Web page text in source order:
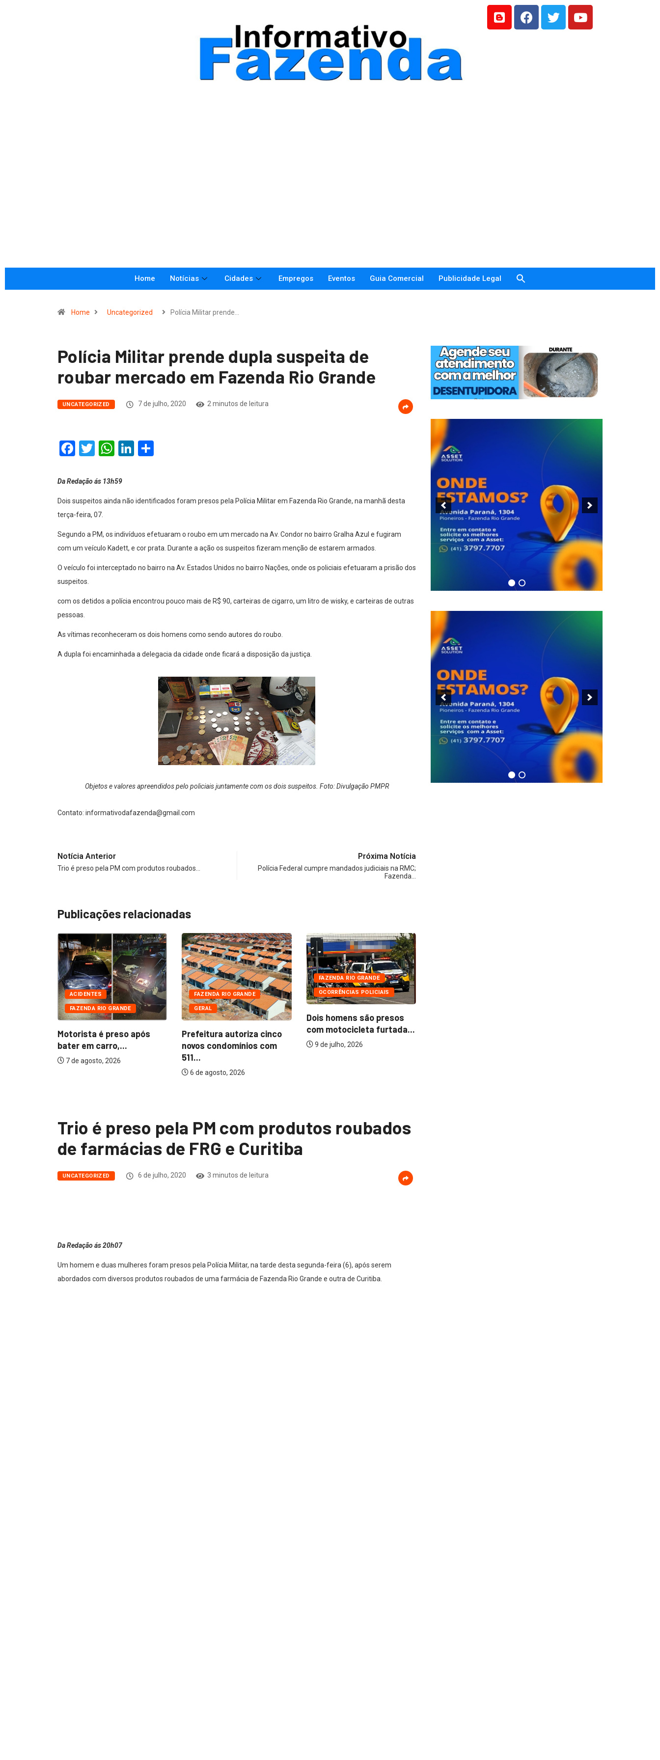
Home Notícias Cidades Empregos Eventos Guia Comercial Publicidade Legal
Home Uncategorized Polícia Militar prende…
Polícia Militar prende dupla suspeita de
roubar mercado em Fazenda Rio Grande
UNCATEGORIZED 7 de julho, 2020 2 minutos de leitura
Facebook
Twitter
WhatsApp
LinkedIn
Da Redação ás 13h59
Dois suspeitos ainda não identificados foram presos pela Polícia Militar em Fazenda Rio Grande, na manhã desta
terça-feira, 07.
Segundo a PM, os indivíduos efetuaram o roubo em um mercado na Av. Condor no bairro Gralha Azul e fugiram
com um veículo Kadett, e cor prata. Durante a ação os suspeitos fizeram menção de estarem armados.
O veículo foi interceptado no bairro na Av. Estados Unidos no bairro Nações, onde os policiais efetuaram a prisão dos
suspeitos.
com os detidos a polícia encontrou pouco mais de R$ 90, carteiras de cigarro, um litro de wisky, e carteiras de outras
pessoas.
As vítimas reconheceram os dois homens como sendo autores do roubo.
A dupla foi encaminhada a delegacia da cidade onde ficará a disposição da justiça.
Objetos e valores apreendidos pelo policiais juntamente com os dois suspeitos. Foto: Divulgação PMPR
Contato: informativodafazenda@gmail.com
Notícia Anterior
Trio é preso pela PM com produtos roubados…
Próxima Notícia
Polícia Federal cumpre mandados judiciais na RMC;
Fazenda…
Publicações relacionadas
ACIDENTES
FAZENDA RIO GRANDE
Motorista é preso após
bater em carro,...
7 de agosto, 2026
FAZENDA RIO GRANDE
GERAL
Prefeitura autoriza cinco
novos condomínios com
511...
6 de agosto, 2026
FAZENDA RIO GRANDE
OCORRÊNCIAS POLICIAIS
Dois homens são presos
com motocicleta furtada...
9 de julho, 2026
Trio é preso pela PM com produtos roubados
de farmácias de FRG e Curitiba
UNCATEGORIZED 6 de julho, 2020 3 minutos de leitura
Da Redação ás 20h07
Um homem e duas mulheres foram presos pela Polícia Militar, na tarde desta segunda-feira (6), após serem
abordados com diversos produtos roubados de uma farmácia de Fazenda Rio Grande e outra de Curitiba.